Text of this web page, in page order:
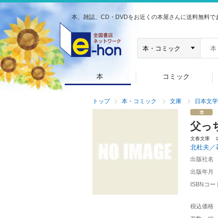
本、雑誌、CD・DVDをお近くの本屋さんに送料無料で
本 コミック
トップ 本・コミック 文庫 日本文学
父っ
文春文庫
北杜夫／
出版社名
出版年月
ISBNコー
税込価格